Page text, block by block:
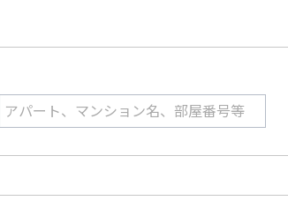
アパート、マンション名、部屋番号等